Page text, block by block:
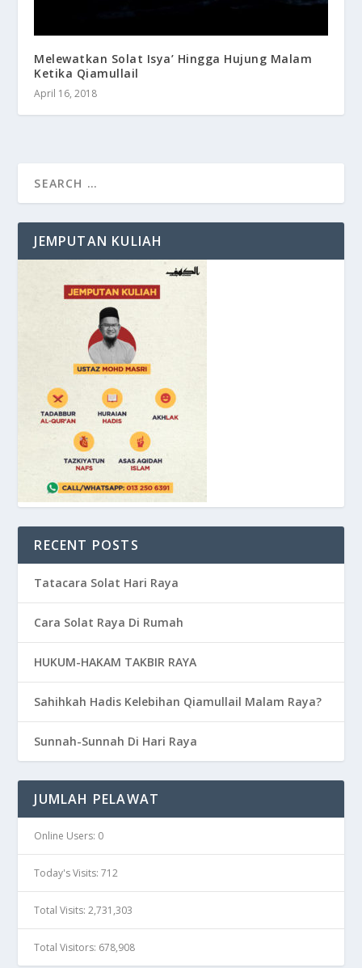
Melewatkan Solat Isya’ Hingga Hujung Malam
Ketika Qiamullail
April 16, 2018
JEMPUTAN KULIAH
RECENT POSTS
Tatacara Solat Hari Raya
Cara Solat Raya Di Rumah
HUKUM-HAKAM TAKBIR RAYA
Sahihkah Hadis Kelebihan Qiamullail Malam Raya?
Sunnah-Sunnah Di Hari Raya
JUMLAH PELAWAT
Online Users: 0
Today's Visits:712
Total Visits:2,731,303
Total Visitors: 678,908